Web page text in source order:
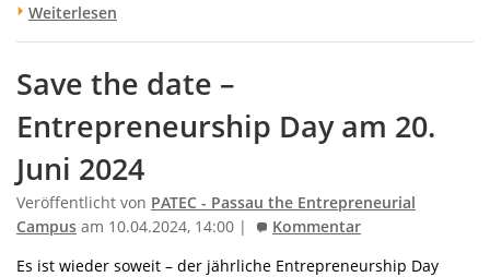
Weiterlesen
Save the date –
Entrepreneurship Day am 20.
Juni 2024
Veröffentlicht von PATEC - Passau the Entrepreneurial
Campus am 10.04.2024, 14:00 | Kommentar
Es ist wieder soweit – der jährliche Entrepreneurship Day